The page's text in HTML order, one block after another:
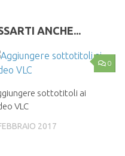
ANCHE...
0
sottotitoli ai
VLC
2017